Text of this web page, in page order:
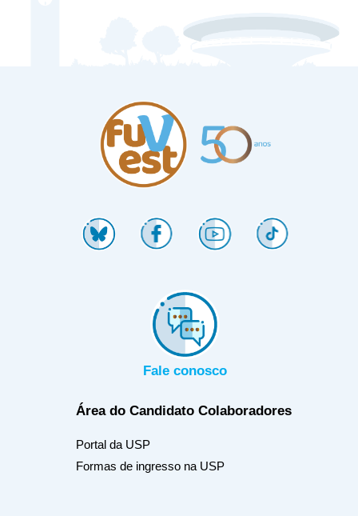
Fale conosco
Área do Candidato Colaboradores
Portal da USP
Formas de ingresso na USP